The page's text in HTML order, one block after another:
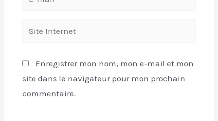
Enregistrer mon nom, mon e-mail et mon
site dans le navigateur pour mon prochain
commentaire.